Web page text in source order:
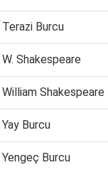
Terazi Burcu
W. Shakespeare
William Shakespeare
Yay Burcu
Yengeç Burcu